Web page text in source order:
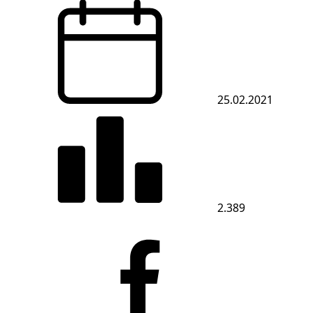
25.02.2021
2.389